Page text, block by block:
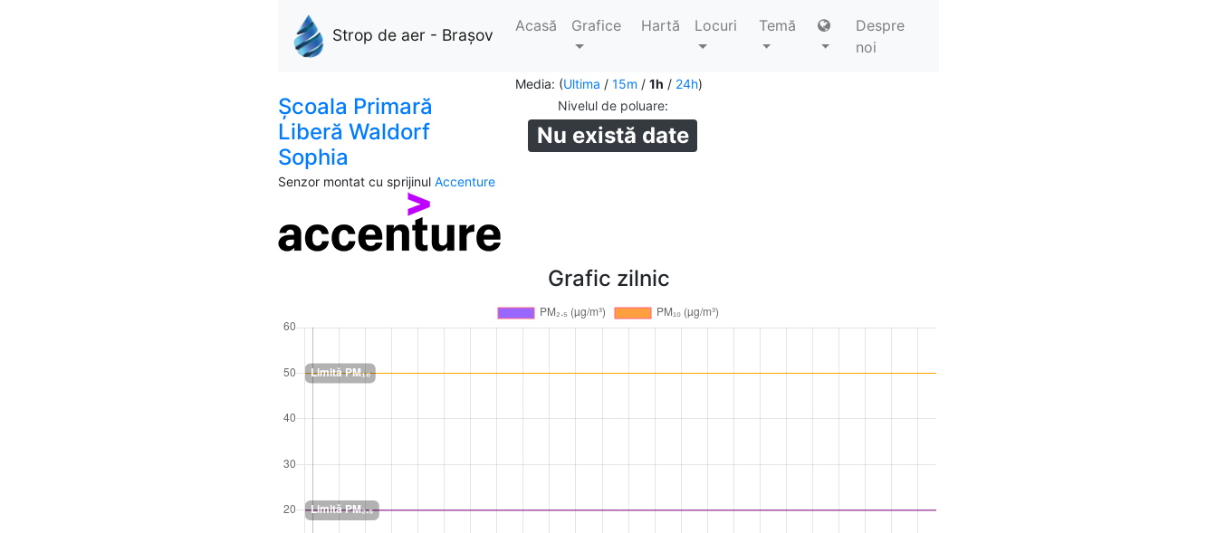
Strop de aer - Brașov Acasă Grafice Hartă Locuri Temă
Despre
noi
Media: (Ultima / 15m / 1h / 24h)
Școala Primară
Liberă Waldorf
Sophia
Senzor montat cu sprijinul Accenture
Nivelul de poluare:
Nu există date
Grafic zilnic